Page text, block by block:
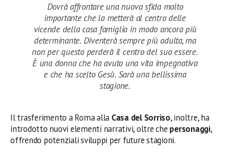
Dovrà affrontare una nuova sfida molto
importante che la metterà al centro delle
vicende della casa famiglia in modo ancora più
determinante. Diventerà sempre più adulta, ma
non per questo perderà il centro del suo essere.
È una donna che ha avuto una vita impegnativa
e che ha scelto Gesù. Sarà una bellissima
stagione.
Il trasferimento a Roma alla Casa del Sorriso, inoltre, ha
introdotto nuovi elementi narrativi, oltre che personaggi,
offrendo potenziali sviluppi per future stagioni.